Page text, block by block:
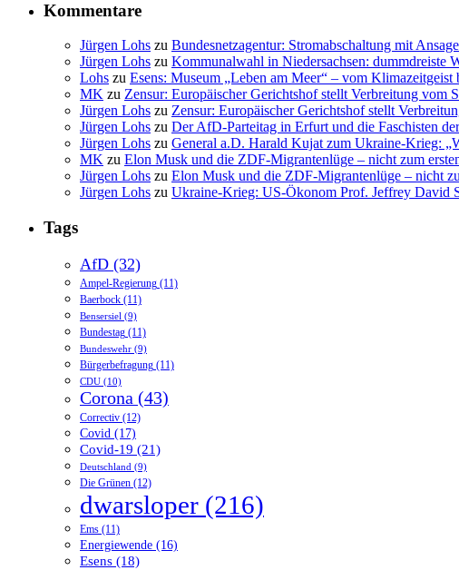
Kommentare
Jürgen Lohs zu Bundesnetzagentur: Stromabschaltung mit Ansage
Jürgen Lohs zu Kommunalwahl in Niedersachsen: dummdreiste
Lohs zu Esens: Museum „Leben am Meer“ – vom Klimazeitgeist
MK zu Zensur: Europäischer Gerichtshof stellt Verbreitung vom
Jürgen Lohs zu Zensur: Europäischer Gerichtshof stellt
Jürgen Lohs zu Der AfD-Parteitag in Erfurt und die Faschisten
Jürgen Lohs zu General a.D. Harald Kujat zum Ukraine-Krieg:
MK zu Elon Musk und die ZDF-Migrantenlüge – nicht zum
Jürgen Lohs zu Elon Musk und die ZDF-Migrantenlüge – nicht
Jürgen Lohs zu Ukraine-Krieg: US-Ökonom Prof. Jeffrey David
Tags
AfD (32)
Ampel-Regierung (11)
Baerbock (11)
Bensersiel (9)
Bundestag (11)
Bundeswehr (9)
Bürgerbefragung (11)
CDU (10)
Corona (43)
Correctiv (12)
Covid (17)
Covid-19 (21)
Deutschland (9)
Die Grünen (12)
dwarsloper (216)
Ems (11)
Energiewende (16)
Esens (18)